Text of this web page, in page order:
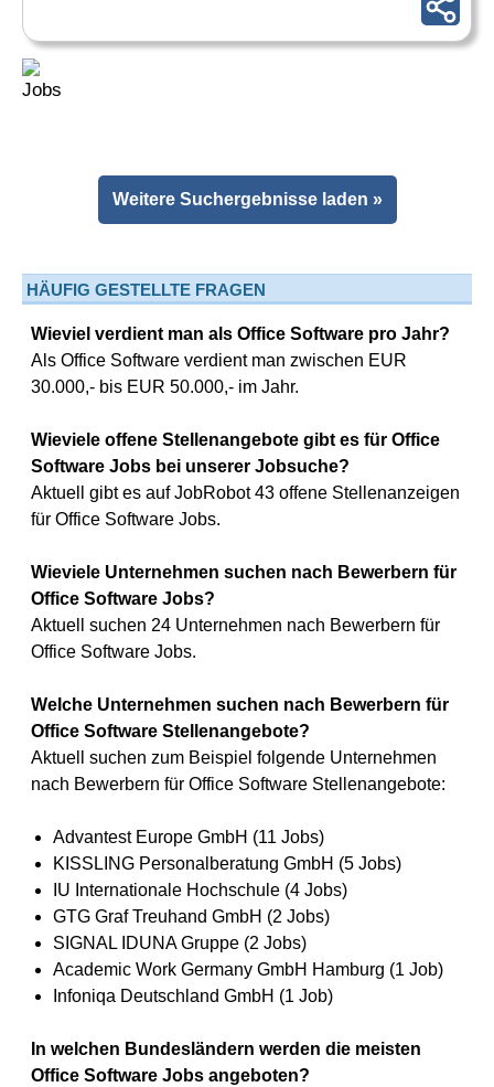
Weitere Suchergebnisse laden »
HÄUFIG GESTELLTE FRAGEN
Wieviel verdient man als Office Software pro Jahr?
Als Office Software verdient man zwischen EUR
30.000,- bis EUR 50.000,- im Jahr.
Wieviele offene Stellenangebote gibt es für Office
Software Jobs bei unserer Jobsuche?
Aktuell gibt es auf JobRobot 43 offene Stellenanzeigen
für Office Software Jobs.
Wieviele Unternehmen suchen nach Bewerbern für
Office Software Jobs?
Aktuell suchen 24 Unternehmen nach Bewerbern für
Office Software Jobs.
Welche Unternehmen suchen nach Bewerbern für
Office Software Stellenangebote?
Aktuell suchen zum Beispiel folgende Unternehmen
nach Bewerbern für Office Software Stellenangebote:
Advantest Europe GmbH (11 Jobs)
KISSLING Personalberatung GmbH (5 Jobs)
IU Internationale Hochschule (4 Jobs)
GTG Graf Treuhand GmbH (2 Jobs)
SIGNAL IDUNA Gruppe (2 Jobs)
Academic Work Germany GmbH Hamburg (1 Job)
Infoniqa Deutschland GmbH (1 Job)
In welchen Bundesländern werden die meisten
Office Software Jobs angeboten?